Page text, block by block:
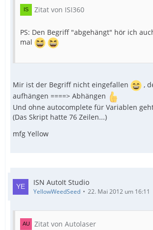
Zitat von ISI360
PS: Den Begriff "abgehängt" hör ich
mal
Mir ist der Begriff nicht eingefallen
,
aufhängen ====> Abhängen
Und ohne autocomplete für Variablen
(Das Skript hatte 76 Zeilen...)
mfg Yellow
ISN AutoIt Studio
YellowWeedSeed 22. Mai 2012 um 16:11
Zitat von Autolaser